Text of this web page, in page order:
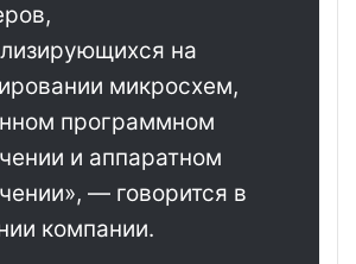
на
микросхем,
программном
и аппаратном
— говорится в
компании.